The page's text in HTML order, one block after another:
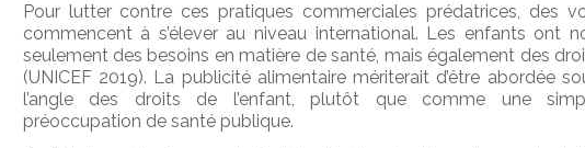
Pour lutter contre ces pratiques commerciales prédatrices, des
commencent à s’élever au niveau international. Les enfants ont
seulement des besoins en matière de santé, mais également des
(UNICEF 2019). La publicité alimentaire mériterait d’être abordée
l’angle des droits de l’enfant, plutôt que comme une
préoccupation de santé publique.